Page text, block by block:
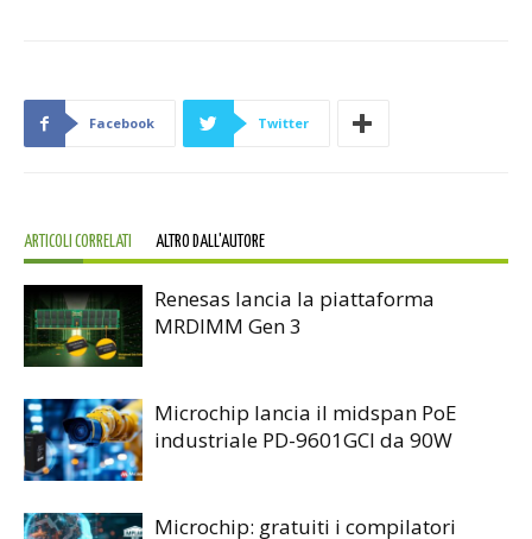
Facebook Twitter
ARTICOLI CORRELATI ALTRO DALL'AUTORE
Renesas lancia la piattaforma
MRDIMM Gen 3
Microchip lancia il midspan PoE
industriale PD-9601GCI da 90W
Microchip: gratuiti i compilatori